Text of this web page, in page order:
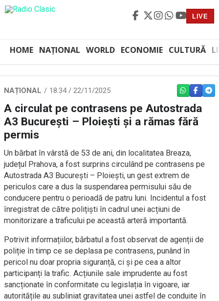
LIVE
HOME NAȚIONAL WORLD ECONOMIE CULTURĂ
NAȚIONAL 18:34 / 22/11/2025 WHATSAPP
A circulat pe contrasens pe Autostrada
A3 București – Ploiești și a rămas fără
permis
Un bărbat în vârstă de 53 de ani, din localitatea Breaza,
județul Prahova, a fost surprins circulând pe contrasens pe
Autostrada A3 București – Ploiești, un gest extrem de
periculos care a dus la suspendarea permisului său de
conducere pentru o perioadă de patru luni. Incidentul a fost
înregistrat de către polițiști în cadrul unei acțiuni de
monitorizare a traficului pe această arteră importantă.
Potrivit informațiilor, bărbatul a fost observat de agenții de
poliție în timp ce se deplasa pe contrasens, punând în
pericol nu doar propria siguranță, ci și pe cea a altor
participanți la trafic. Acțiunile sale imprudente au fost
sancționate în conformitate cu legislația în vigoare, iar
autoritățile au subliniat gravitatea unei astfel de conduite în